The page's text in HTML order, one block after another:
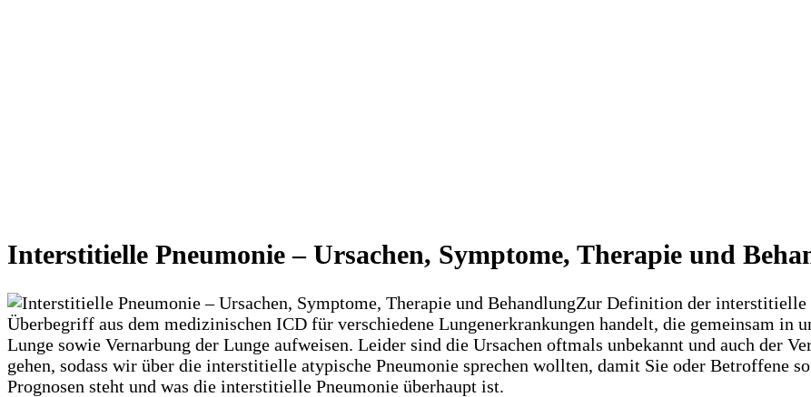
Interstitielle Pneumonie – Ursachen, Symptome, Therapie und
Zur Definition der interstitielle
Überbegriff aus dem medizinischen ICD für verschiedene Lungenerkrankungen handelt, die gemeinsam in
Lunge sowie Vernarbung der Lunge aufweisen. Leider sind die Ursachen oftmals unbekannt und auch der
gehen, sodass wir über die interstitielle atypische Pneumonie sprechen wollten, damit Sie oder Betroffene
Prognosen steht und was die interstitielle Pneumonie überhaupt ist.